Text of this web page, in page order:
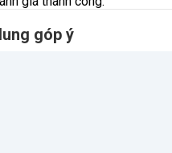
góp ý